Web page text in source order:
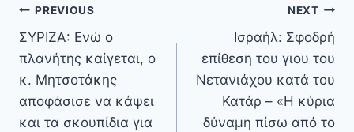
Πλοήγηση
άρθρων
PREVIOUS
ΣΥΡΙΖΑ: Ενώ ο
πλανήτης καίγεται, ο
κ. Μητσοτάκης
αποφάσισε να κάψει
και τα σκουπίδια για
NEXT
Ισραήλ: Σφοδρή
επίθεση του γιου του
Νετανιάχου κατά του
Κατάρ – «Η κύρια
δύναμη πίσω από το